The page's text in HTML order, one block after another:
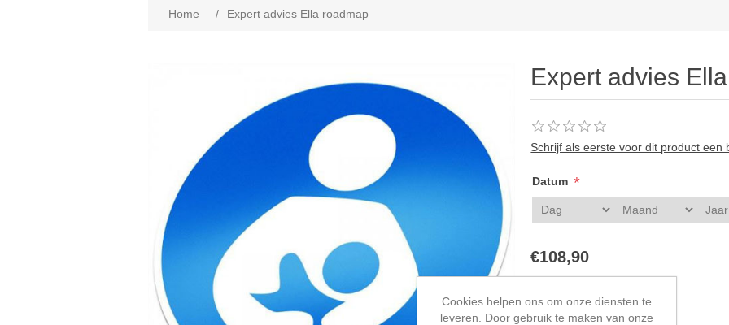
Home / Expert advies Ella roadmap
Expert advies
Schrijf als eerste voor dit product een
Datum *
€108,90
Cookies helpen ons om onze diensten te
leveren. Door gebruik te maken van onze